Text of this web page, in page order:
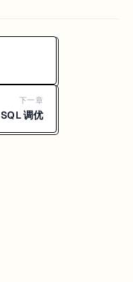
下一章
SQL 调优